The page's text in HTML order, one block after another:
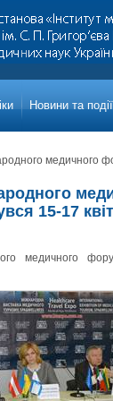
Новини та події
медичного
15-17
медичного